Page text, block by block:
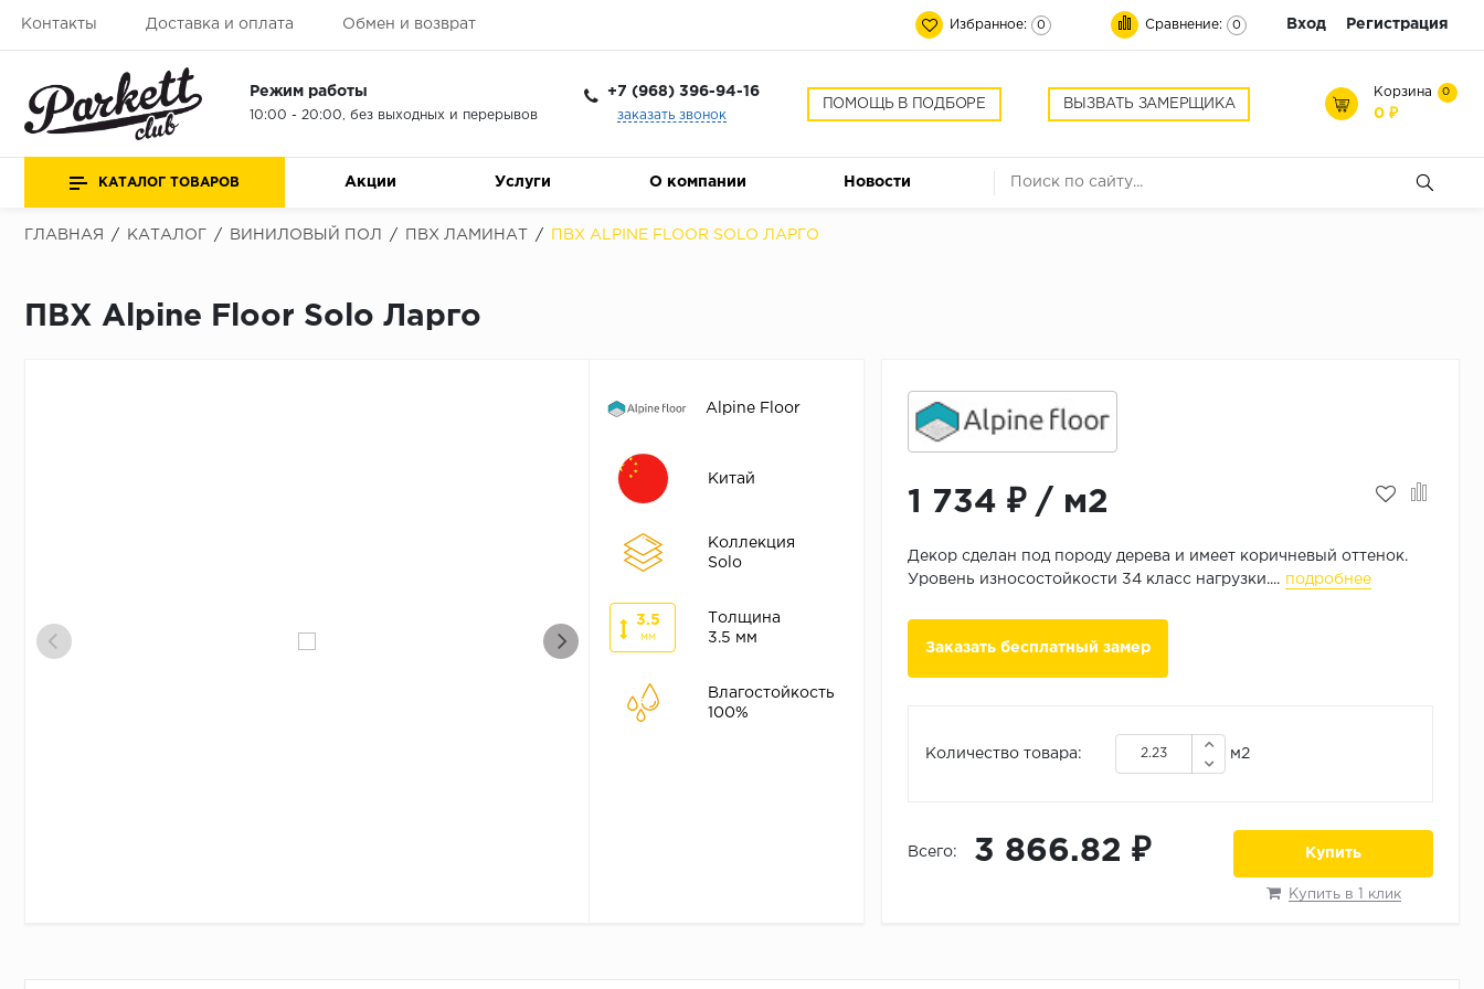
Контакты Доставка и оплата Обмен и возврат Избранное: 0 Сравнение: 0 Вход Регистрация
Режим работы
10:00 - 20:00, без выходных и перерывов
+7 (968) 396-94-16
заказать звонок
ПОМОЩЬ В ПОДБОРЕ ВЫЗВАТЬ ЗАМЕРЩИКА
Корзина 0
0 ₽
КАТАЛОГ ТОВАРОВ Акции Услуги О компании Новости
ГЛАВНАЯ / КАТАЛОГ / ВИНИЛОВЫЙ ПОЛ / ПВХ ЛАМИНАТ / ПВХ ALPINE FLOOR SOLO ЛАРГО
ПВХ Alpine Floor Solo Ларго
Alpine Floor
Китай
Коллекция
Solo
3.5
мм
Толщина
3.5 мм
Влагостойкость
100%
1 734 ₽/ м2
Декор сделан под породу дерева и имеет коричневый оттенок.
Уровень износостойкости 34 класс нагрузки.... подробнее
Заказать бесплатный замер
Количество товара: м2
Всего: 3 866.82 ₽ Купить
Купить в 1 клик